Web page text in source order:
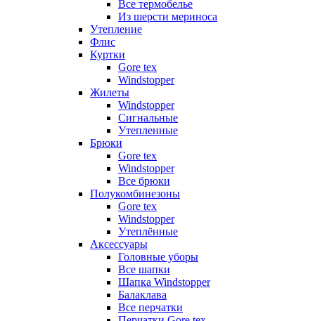
Все термобелье
Из шерсти мериноса
Утепление
Флис
Куртки
Gore tex
Windstopper
Жилеты
Windstopper
Сигнальные
Утепленные
Брюки
Gore tex
Windstopper
Все брюки
Полукомбинезоны
Gore tex
Windstopper
Утеплённые
Аксессуары
Головные уборы
Все шапки
Шапка Windstopper
Балаклава
Все перчатки